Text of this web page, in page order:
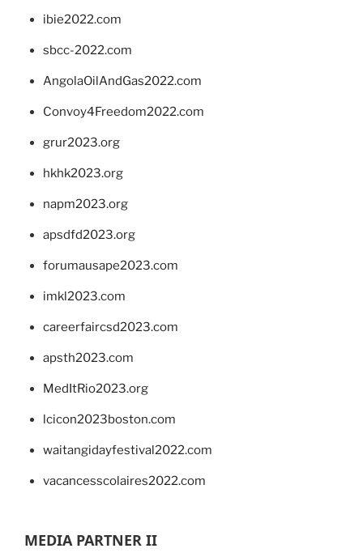
ibie2022.com
sbcc-2022.com
AngolaOilAndGas2022.com
Convoy4Freedom2022.com
grur2023.org
hkhk2023.org
napm2023.org
apsdfd2023.org
forumausape2023.com
imkl2023.com
careerfaircsd2023.com
apsth2023.com
MedItRio2023.org
lcicon2023boston.com
waitangidayfestival2022.com
vacancesscolaires2022.com
MEDIA PARTNER II